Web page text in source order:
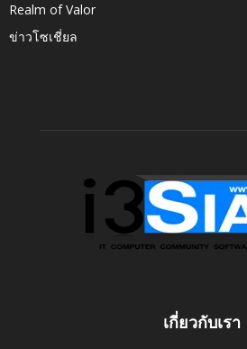
Realm of Valor
ข่าวโซเชี่ยล
เกี่ยวกับเรา